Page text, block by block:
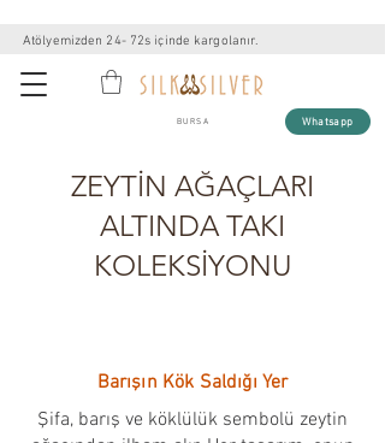
BURSA
Atölyemizden 24- 72s içinde kargolanır.
Whatsapp
ZEYTİN AĞAÇLARI
ALTINDA TAKI
KOLEKSİYONU
Barışın Kök Saldığı Yer
Şifa, barış ve köklülük sembolü zeytin